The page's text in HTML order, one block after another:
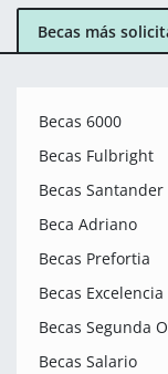
Becas más
Becas 6000
Becas Fulbright
Becas Santander
Beca Adriano
Becas Prefortia
Becas
Becas Segunda
Becas Salario